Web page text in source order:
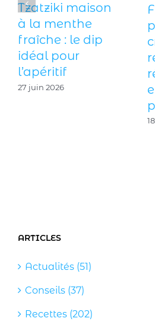
Tzatziki maison
à la menthe
fraîche : le dip
idéal pour
l’apéritif
27 juin 2026
ARTICLES
Actualités (51)
Conseils (37)
Recettes (202)